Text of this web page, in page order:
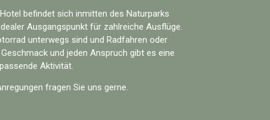
befindet sich inmitten des Naturparks
Ausgangspunkt für zahlreiche Ausflüge.
unterwegs sind und Radfahren oder
und jeden Anspruch gibt es eine
passende Aktivität.
fragen Sie uns gerne.